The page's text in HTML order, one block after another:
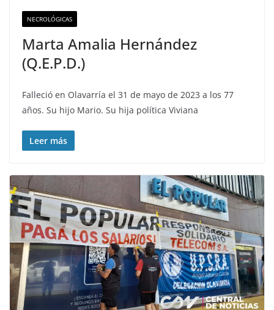
NECROLÓGICAS
Marta Amalia Hernández
(Q.E.P.D.)
Falleció en Olavarría el 31 de mayo de 2023 a los 77
años. Su hijo Mario. Su hija política Viviana
Leer más